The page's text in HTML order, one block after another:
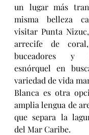
un lugar más
misma belleza
visitar Punta
arrecife de
buceadores y
esnórquel en
variedad de vida
Blanca es otra
amplia lengua de
que separa la
del Mar Caribe.